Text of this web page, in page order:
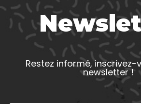
Restez informé, inscrivez-
newsletter !